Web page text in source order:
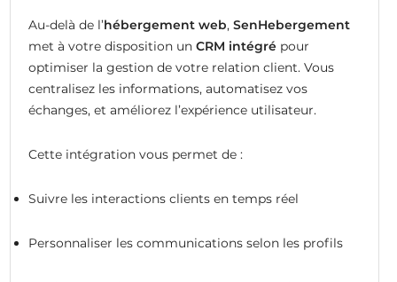
Au-delà de l’hébergement web, SenHebergement
met à votre disposition un CRM intégrépour
optimiser la gestion de votre relation client. Vous
centralisez les informations, automatisez vos
échanges, et améliorez l’expérience utilisateur.
Cette intégration vous permet de :
Suivre les interactions clients en temps réel
Personnaliser les communications selon les profils